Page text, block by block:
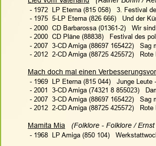
- 1972  LP Eterna (815 058) 3. Festival
- 1975  5-LP Eterna (826 666)   Und der
- 2000  CD Barbarossa (01361-2)   Wir
- 2000  CD Pläne (88838) Festival des
- 2007  3-CD Amiga (88697 165422)
- 2012  2-CD Amiga (88725 425572)   Rote
Mach doch mal einen
- 1969  LP Eterna (815 044)   Junge Leute
- 2001  3-CD Amiga (74321 8 855023)
- 2007  3-CD Amiga (88697 165422)
- 2012  2-CD Amiga (88725 425572)   Rote
Mamita Mia
(Folklore - Folklore / Ernst
- 1968  LP Amiga (850 104)